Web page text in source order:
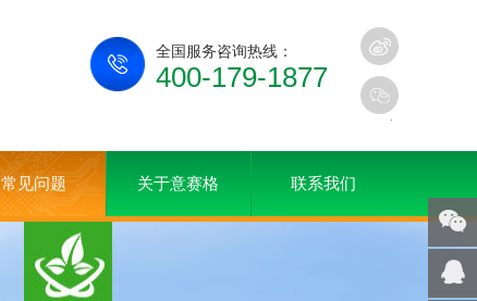
全国服务咨询热线：
400-179-1877
常见问题 关于意赛格 联系我们
关注
微信